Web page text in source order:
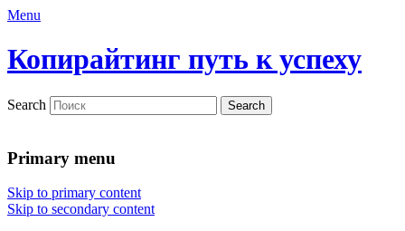
Menu
Копирайтинг путь к успеху
Search
Primary menu
Skip to primary content
Skip to secondary content